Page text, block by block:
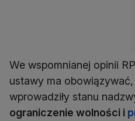
We wspomnianej opinii
ustawy ma
wprowadziły stanu
ograniczenie wolności i